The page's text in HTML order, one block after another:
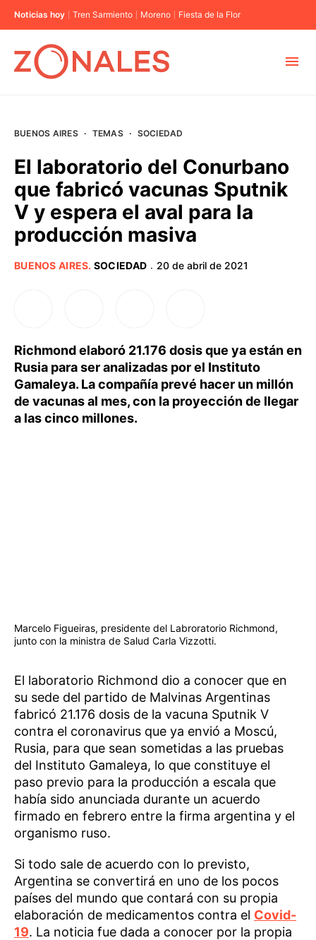
Noticias hoy Tren Sarmiento Moreno Fiesta de la Flor
BUENOS AIRES
PROVINCIAS
BUENOS AIRES · TEMAS · SOCIEDAD
El laboratorio del Conurbano
que fabricó vacunas Sputnik
V y espera el aval para la
producción masiva
BUENOS AIRES. SOCIEDAD · 20 de abril de 2021
Richmond elaboró 21.176 dosis que ya están en
Rusia para ser analizadas por el Instituto
Gamaleya. La compañía prevé hacer un millón
de vacunas al mes, con la proyección de llegar
a las cinco millones.
Marcelo Figueiras, presidente del Labroratorio Richmond,
junto con la ministra de Salud Carla Vizzotti.
El laboratorio Richmond dio a conocer que en
su sede del partido de Malvinas Argentinas
fabricó 21.176 dosis de la vacuna Sputnik V
contra el coronavirus que ya envió a Moscú,
Rusia, para que sean sometidas a las pruebas
del Instituto Gamaleya, lo que constituye el
paso previo para la producción a escala que
había sido anunciada durante un acuerdo
firmado en febrero entre la firma argentina y el
organismo ruso.
Si todo sale de acuerdo con lo previsto,
Argentina se convertirá en uno de los pocos
países del mundo que contará con su propia
elaboración de medicamentos contra el Covid-
19. La noticia fue dada a conocer por la propia